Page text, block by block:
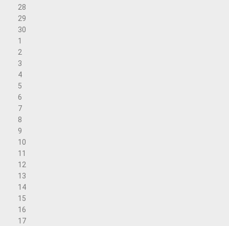
28
29
30
1
2
3
4
5
6
7
8
9
10
11
12
13
14
15
16
17